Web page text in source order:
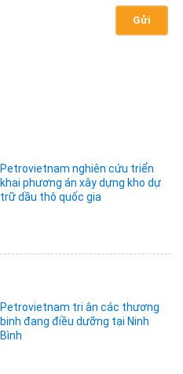
Gửi
Petrovietnam nghiên cứu triển
khai phương án xây dựng kho dự
trữ dầu thô quốc gia
Petrovietnam tri ân các thương
binh đang điều dưỡng tại Ninh
Bình